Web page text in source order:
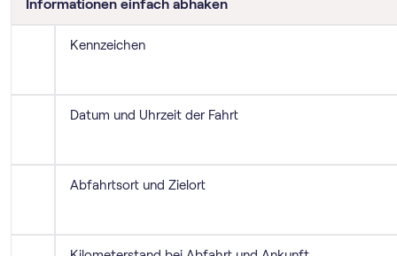
Informationen einfach abhaken
Kennzeichen
Datum und Uhrzeit der Fahrt
Abfahrtsort und Zielort